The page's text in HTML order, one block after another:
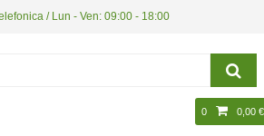
/ Lun - Ven: 09:00 - 18:00
0 0,00 €